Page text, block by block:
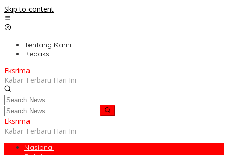
Skip to content
Tentang Kami
Redaksi
Eksrima
Kabar Terbaru Hari Ini
Eksrima
Kabar Terbaru Hari Ini
Nasional